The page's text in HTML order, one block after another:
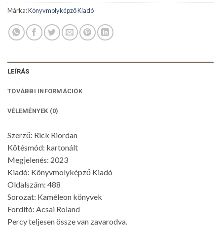
Márka:Könyvmolyképző Kiadó
LEÍRÁS
TOVÁBBI INFORMÁCIÓK
VÉLEMÉNYEK (0)
Szerző: Rick Riordan
Kötésmód: kartonált
Megjelenés: 2023
Kiadó: Könyvmolyképző Kiadó
Oldalszám: 488
Sorozat: Kaméleon könyvek
Fordító: Acsai Roland
Percy teljesen össze van zavarodva.